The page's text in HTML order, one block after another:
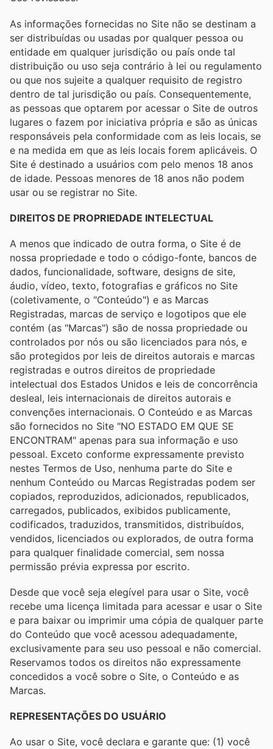
As informações fornecidas no Site não se destinam a
ser distribuídas ou usadas por qualquer pessoa ou
entidade em qualquer jurisdição ou país onde tal
distribuição ou uso seja contrário à lei ou regulamento
ou que nos sujeite a qualquer requisito de registro
dentro de tal jurisdição ou país. Consequentemente,
as pessoas que optarem por acessar o Site de outros
lugares o fazem por iniciativa própria e são as únicas
responsáveis ​​pela conformidade com as leis locais, se
e na medida em que as leis locais forem aplicáveis. O
Site é destinado a usuários com pelo menos 18 anos
de idade. Pessoas menores de 18 anos não podem
usar ou se registrar no Site.
DIREITOS DE PROPRIEDADE INTELECTUAL
A menos que indicado de outra forma, o Site é de
nossa propriedade e todo o código-fonte, bancos de
dados, funcionalidade, software, designs de site,
áudio, vídeo, texto, fotografias e gráficos no Site
(coletivamente, o "Conteúdo") e as Marcas
Registradas, marcas de serviço e logotipos que ele
contém (as "Marcas") são de nossa propriedade ou
controlados por nós ou são licenciados para nós, e
são protegidos por leis de direitos autorais e marcas
registradas e outros direitos de propriedade
intelectual dos Estados Unidos e leis de concorrência
desleal, leis internacionais de direitos autorais e
convenções internacionais. O Conteúdo e as Marcas
são fornecidos no Site "NO ESTADO EM QUE SE
ENCONTRAM" apenas para sua informação e uso
pessoal. Exceto conforme expressamente previsto
nestes Termos de Uso, nenhuma parte do Site e
nenhum Conteúdo ou Marcas Registradas podem ser
copiados, reproduzidos, adicionados, republicados,
carregados, publicados, exibidos publicamente,
codificados, traduzidos, transmitidos, distribuídos,
vendidos, licenciados ou explorados, de outra forma
para qualquer finalidade comercial, sem nossa
permissão prévia expressa por escrito.
Desde que você seja elegível para usar o Site, você
recebe uma licença limitada para acessar e usar o Site
e para baixar ou imprimir uma cópia de qualquer parte
do Conteúdo que você acessou adequadamente,
exclusivamente para seu uso pessoal e não comercial.
Reservamos todos os direitos não expressamente
concedidos a você sobre o Site, o Conteúdo e as
Marcas.
REPRESENTAÇÕES DO USUÁRIO
Ao usar o Site, você declara e garante que: (1) você